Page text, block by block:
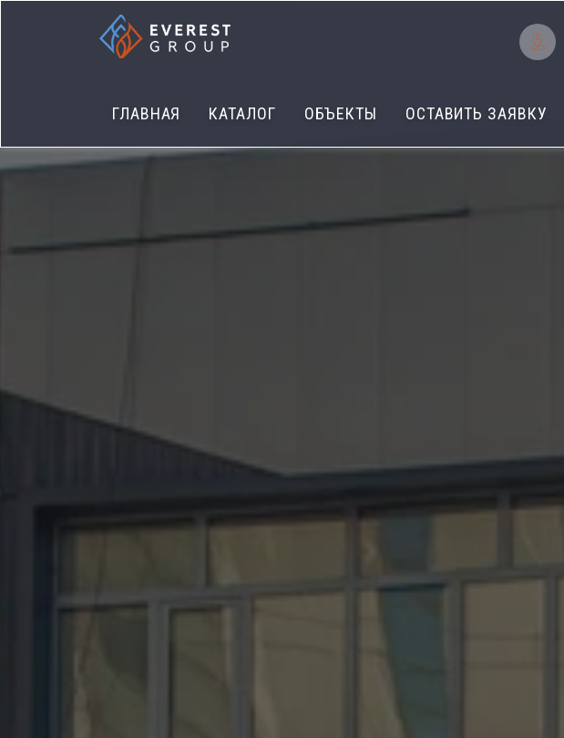
ГЛАВНАЯ КАТАЛОГ ОБЪЕКТЫ ОСТАВИТЬ ЗАЯВКУ